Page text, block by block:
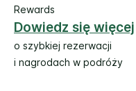
Rewards
Dowiedz się więcej
o szybkiej rezerwacji
i nagrodach w podróży